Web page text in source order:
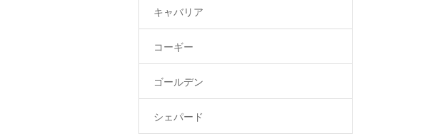
キャバリア
コーギー
ゴールデン
シェパード